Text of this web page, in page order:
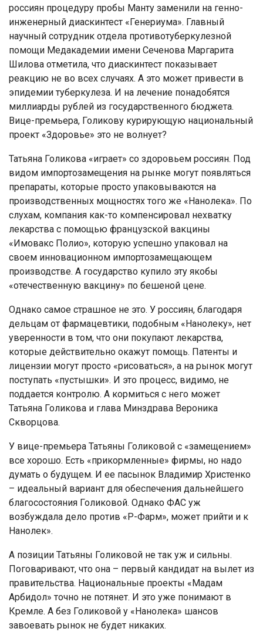
россиян процедуру пробы Манту заменили на генно-
инженерный диаскинтест «Генериума». Главный
научный сотрудник отдела противотуберкулезной
помощи Медакадемии имени Сеченова Маргарита
Шилова отметила, что диаскинтест показывает
реакцию не во всех случаях. А это может привести в
эпидемии туберкулеза. И на лечение понадобятся
миллиарды рублей из государственного бюджета.
Вице-премьера, Голикову курирующую национальный
проект «Здоровье» это не волнует?
Татьяна Голикова «играет» со здоровьем россиян. Под
видом импортозамещения на рынке могут появляться
препараты, которые просто упаковываются на
производственных мощностях того же «Нанолека». По
слухам, компания как-то компенсировал нехватку
лекарства с помощью французской вакцины
«Имовакс Полио», которую успешно упаковал на
своем инновационном импортозамещающем
производстве. А государство купило эту якобы
«отечественную вакцину» по бешеной цене.
Однако самое страшное не это. У россиян, благодаря
дельцам от фармацевтики, подобным «Нанолеку», нет
уверенности в том, что они покупают лекарства,
которые действительно окажут помощь. Патенты и
лицензии могут просто «рисоваться», а на рынок могут
поступать «пустышки». И это процесс, видимо, не
поддается контролю. А кормиться с него может
Татьяна Голикова и глава Минздрава Вероника
Скворцова.
У вице-премьера Татьяны Голиковой с «замещением»
все хорошо. Есть «прикормленные» фирмы, но надо
думать о будущем. И ее пасынок Владимир Христенко
– идеальный вариант для обеспечения дальнейшего
благосостояния Голиковой. Однако ФАС уж
возбуждала дело против «Р-Фарм», может прийти и к
Нанолек».
А позиции Татьяны Голиковой не так уж и сильны.
Поговаривают, что она – первый кандидат на вылет из
правительства. Национальные проекты «Мадам
Арбидол» точно не потянет. И это уже понимают в
Кремле. А без Голиковой у «Нанолека» шансов
завоевать рынок не будет никаких.